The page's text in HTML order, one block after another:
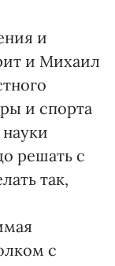
и
и Михаил
и спорта
решать с
так,
с